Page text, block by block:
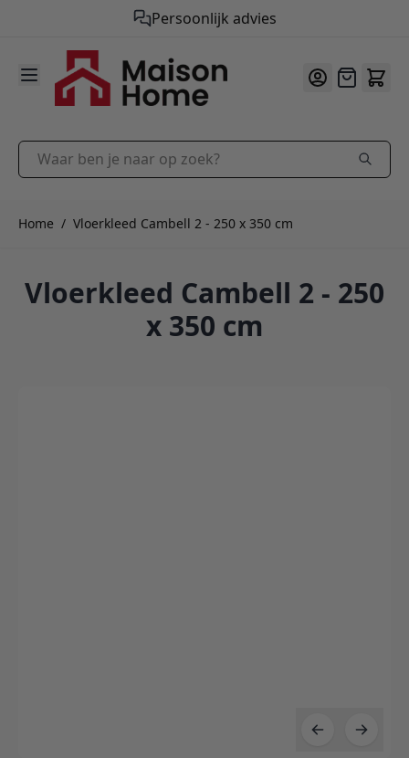
Persoonlijk advies
9.9/10
Ga naar de inhoud
Offerte
Waar ben je naar op zoek?
Home / Vloerkleed Cambell 2 - 250 x 350 cm
Vloerkleed Cambell 2 - 250
x 350 cm